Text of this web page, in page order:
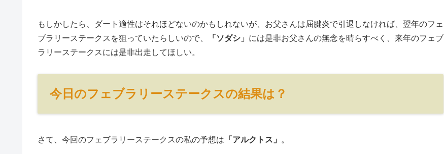
もしかしたら、ダート適性はそれほどないのかもしれないが、お父さんは屈腱炎で引退しなければ、翌年のフェ
ブラリーステークスを狙っていたらしいので、
「ソダシ」 には是非お父さんの無念を晴らすべく、来年のフェブ
ラリーステークスには是非出走してほしい。
今日のフェブラリーステークスの結果は？
さて、今回のフェブラリーステークスの私の予想は 「アルクトス」 。